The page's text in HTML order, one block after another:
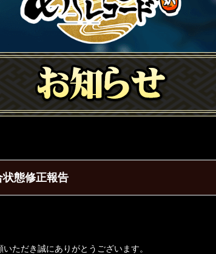
態修正報告
ただき誠にありがとうございます。